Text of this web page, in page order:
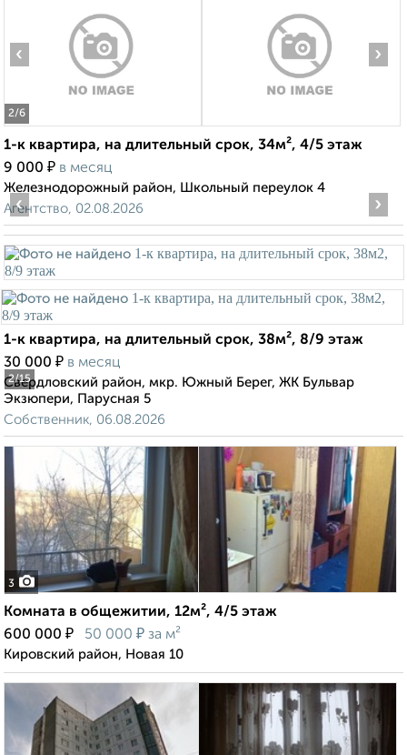
2/6
‹ ›
1-к квартира, на длительный срок, 34м², 4/5 этаж
9 000 ₽ в месяц
Железнодорожный район, Школьный переулок 4
Агентство, 02.08.2026
2/15
‹ ›
1-к квартира, на длительный срок, 38м², 8/9 этаж
30 000 ₽ в месяц
Свердловский район, мкр. Южный Берег, ЖК Бульвар
Экзюпери, Парусная 5
Собственник, 06.08.2026
3
Комната в общежитии, 12м², 4/5 этаж
600 000 ₽ 50 000 ₽ за м²
Кировский район, Новая 10